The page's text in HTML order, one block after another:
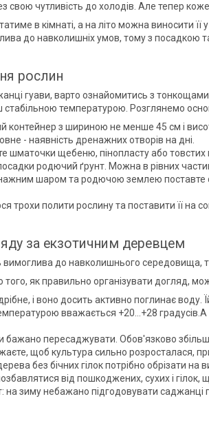
свою чутливість до холодів. Але тепер
в кімнаті, а на літо можна виносити
до навколишніх умов, тому з посадкою
рослин
гуави, варто ознайомитись з
температурою. Розглянемо
контейнер з шириною не менше 45 см і
- наявність дренажних отворів на дні.
шматочки щебеню, пінопласту або товстих
родючий ґрунт. Можна в рівних
шаром та родючою землею поставте
трохи полити рослину та поставити її на
за екзотичним деревцем
вимоглива до навколишнього середовища,
як правильно організувати догляд,
і воно досить активно поглинає воду.
вважається +20…+28 градусів.А
бажано пересаджувати. Обов'язково
щоб культура сильно розросталася, при
без бічних гілок потрібно обрізати на
від пошкоджених, сухих і гілок,
на зиму небажано підгодовувати саджанці